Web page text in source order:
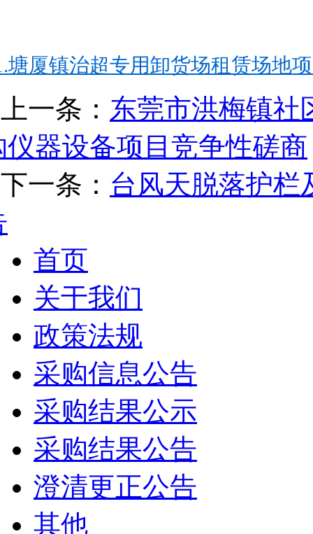
塘厦镇治超专用卸货场租赁场地
上一条： 东莞市洪梅镇社
仪器设备项目竞争性磋商
下一条： 台风天脱落护栏
首页
关于我们
政策法规
采购信息公告
采购结果公示
采购结果公告
澄清更正公告
其他